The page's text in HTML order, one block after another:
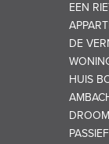
EEN
DE
HUIS